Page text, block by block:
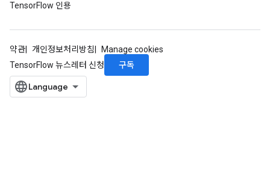
TensorFlow 인용
약관 개인정보처리방침
Manage cookies
TensorFlow 뉴스레터 신청
구독